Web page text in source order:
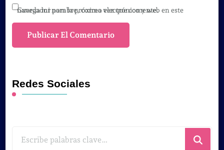
Guarda mi nombre, correo electrónico y web en este navegador para la próxima vez que comente.
Redes Sociales